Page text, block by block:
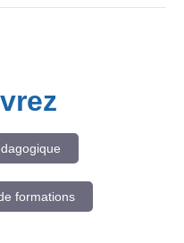
formations